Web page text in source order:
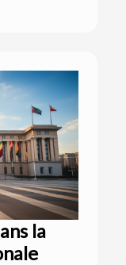
la